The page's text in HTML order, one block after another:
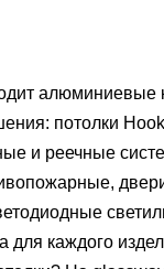
алюминиевые
потолки
и реечные
для каждого